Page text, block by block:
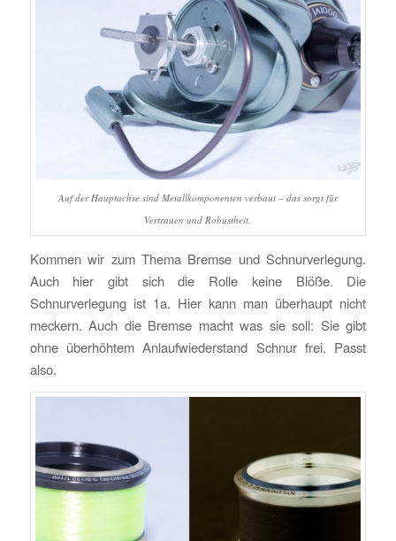
Auf der Hauptachse sind Metallkomponenten verbaut – das sorgt für
Vertrauen und Robustheit.
Kommen wir zum Thema Bremse und Schnurverlegung.
Auch hier gibt sich die Rolle keine Blöße. Die
Schnurverlegung ist 1a. Hier kann man überhaupt nicht
meckern. Auch die Bremse macht was sie soll: Sie gibt
ohne überhöhtem Anlaufwiederstand Schnur frei. Passt
also.